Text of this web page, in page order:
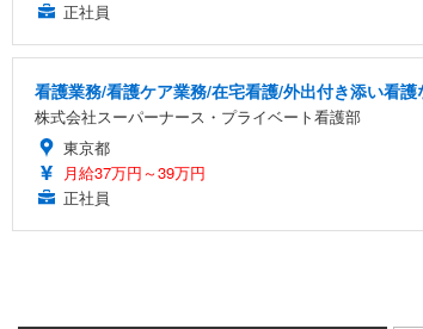
正社員
看護業務/看護ケア業務/在宅看護/外出付き添い看
株式会社スーパーナース・プライベート看護部
東京都
月給37万円～39万円
正社員